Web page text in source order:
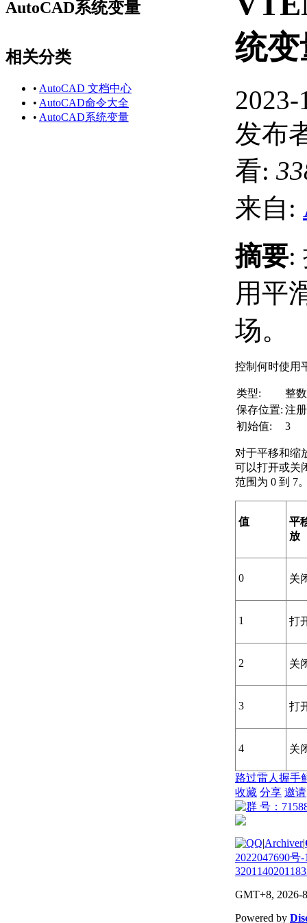
AutoCAD系统变量
相关分类
• AutoCAD 文档中心
• AutoCAD命令大全
• AutoCAD系统变量
统
2023-
发布
看:
来自:
摘要:
用平
场。
控制何时使用
类型:
整数
保存位置: 注
初始值:
3
对于平移和缩
可以打开或关
范围为 0 到 7
值
平
放
0 关
1 打
2 关
3 打
4 关
路过雷人 握手
收藏 分享 邀请
|Archiver|
2022047690号-
GMT+8, 2026-
Powered by